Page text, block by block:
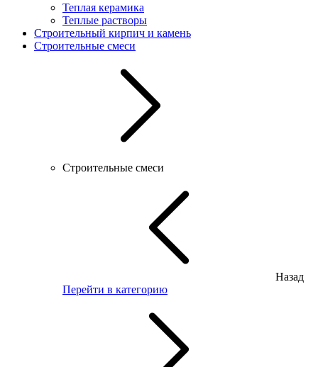
Теплая керамика
Теплые растворы
Строительный кирпич и камень
Строительные смеси
Строительные смеси
Назад
Перейти в категорию